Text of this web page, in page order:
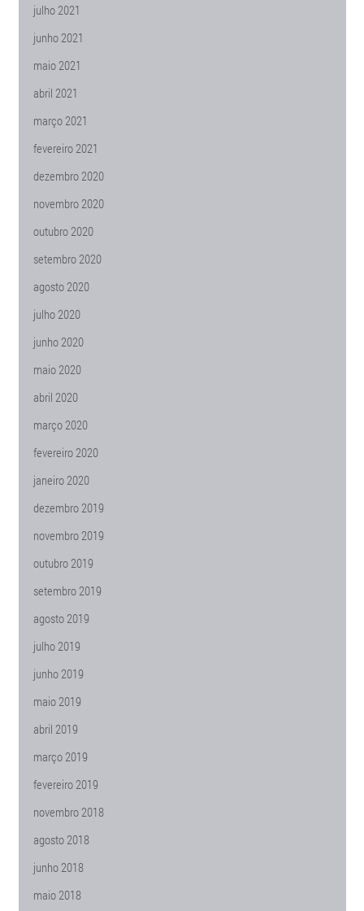
julho 2021
junho 2021
maio 2021
abril 2021
março 2021
fevereiro 2021
dezembro 2020
novembro 2020
outubro 2020
setembro 2020
agosto 2020
julho 2020
junho 2020
maio 2020
abril 2020
março 2020
fevereiro 2020
janeiro 2020
dezembro 2019
novembro 2019
outubro 2019
setembro 2019
agosto 2019
julho 2019
junho 2019
maio 2019
abril 2019
março 2019
fevereiro 2019
novembro 2018
agosto 2018
junho 2018
maio 2018